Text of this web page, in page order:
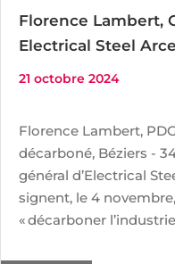
Florence Lambert,
Electrical Steel
21 octobre 2024
Florence Lambert,
décarboné, Béziers -
général d’Electrical
signent, le 4
« décarboner